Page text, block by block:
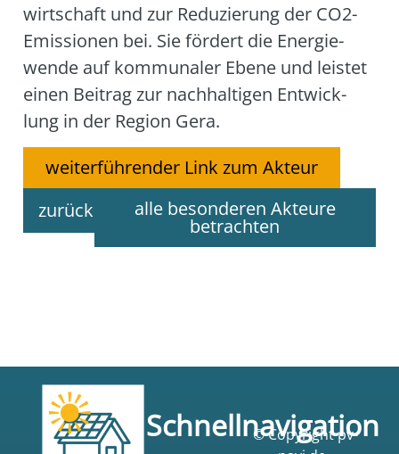
wirt­schaft und zur Redu­zie­rung der CO2-
Emis­sio­nen bei. Sie för­dert die Ener­gie­
wen­de auf kom­mu­na­ler Ebe­ne und leis­tet
einen Bei­trag zur nach­hal­ti­gen Ent­wick­
lung in der Regi­on Gera.
weiterführender Link zum Akteur
zurück
alle besonderen Akteure
betrachten
Schnellnavigation
© Copyright pv-